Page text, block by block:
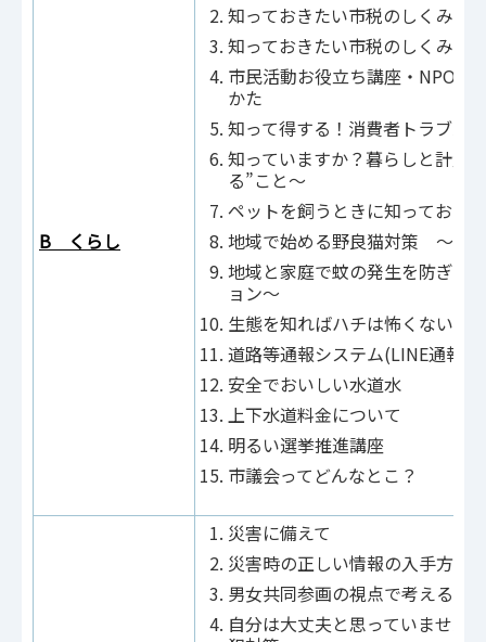
B くらし
知っておきたい市税のしくみ1
知っておきたい市税のしくみ2
市民活動お役立ち講座・NPO法
かた
知って得する！消費者トラブル
知っていますか？暮らしと計量
る”こと～
ペットを飼うときに知っておい
地域で始める野良猫対策 ～地
地域と家庭で蚊の発生を防ぎ
ョン～
生態を知ればハチは怖くない
道路等通報システム(LINE通報
安全でおいしい水道水
上下水道料金について
明るい選挙推進講座
市議会ってどんなとこ？
災害に備えて
災害時の正しい情報の入手方法
男女共同参画の視点で考える防
自分は大丈夫と思っていませ